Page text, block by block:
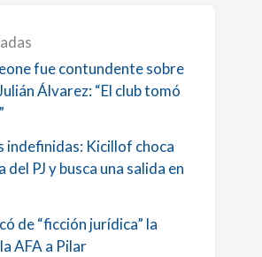
fue contundente sobre
Álvarez: “El club tomó
indefinidas: Kicillof choca
del PJ y busca una salida en
de “ficción jurídica” la
AFA a Pilar